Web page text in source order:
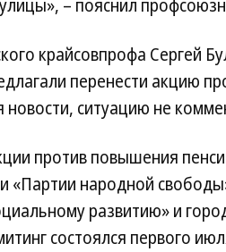
– пояснил
крайсовпрофа Сергей
перенести акцию
новости, ситуацию не
против повышения
«Партии народной
развитию» и
состоялся первого